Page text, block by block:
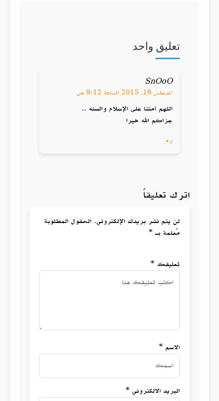
تعليق واحد
SnOoO
أغسطس 16, 2015 الساعة 9:12 ص
اللهم أمتنا على الإسلام والسنه ..
جزاكم الله خيرا
رد
اترك تعليقاً
لن يتم نشر بريدك الإلكتروني. الحقول المطلوبة
مُعلمة بـ *
تعليقك *
الاسم *
البريد الالكتروني *